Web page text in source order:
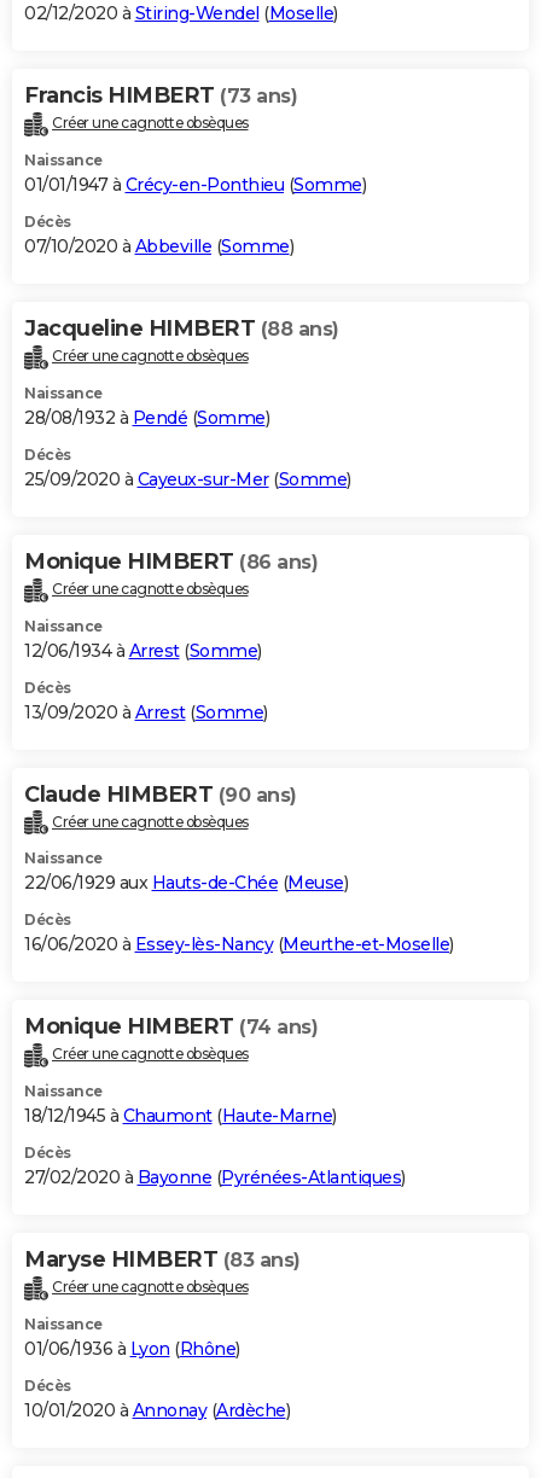
02/12/2020 à Stiring-Wendel (Moselle)
Francis HIMBERT (73 ans)
Créer une cagnotte obsèques
Naissance
01/01/1947 à Crécy-en-Ponthieu (Somme)
Décès
07/10/2020 à Abbeville (Somme)
Jacqueline HIMBERT (88 ans)
Créer une cagnotte obsèques
Naissance
28/08/1932 à Pendé (Somme)
Décès
25/09/2020 à Cayeux-sur-Mer(Somme)
Monique HIMBERT (86 ans)
Créer une cagnotte obsèques
Naissance
12/06/1934 à Arrest(Somme)
Décès
13/09/2020 à Arrest(Somme)
Claude HIMBERT (90 ans)
Créer une cagnotte obsèques
Naissance
22/06/1929 aux Hauts-de-Chée (Meuse)
Décès
16/06/2020 à Essey-lès-Nancy(Meurthe-et-Moselle)
Monique HIMBERT (74 ans)
Créer une cagnotte obsèques
Naissance
18/12/1945 à Chaumont(Haute-Marne)
Décès
27/02/2020 à Bayonne (Pyrénées-Atlantiques)
Maryse HIMBERT (83 ans)
Créer une cagnotte obsèques
Naissance
01/06/1936 à Lyon (Rhône)
Décès
10/01/2020 à Annonay(Ardèche)